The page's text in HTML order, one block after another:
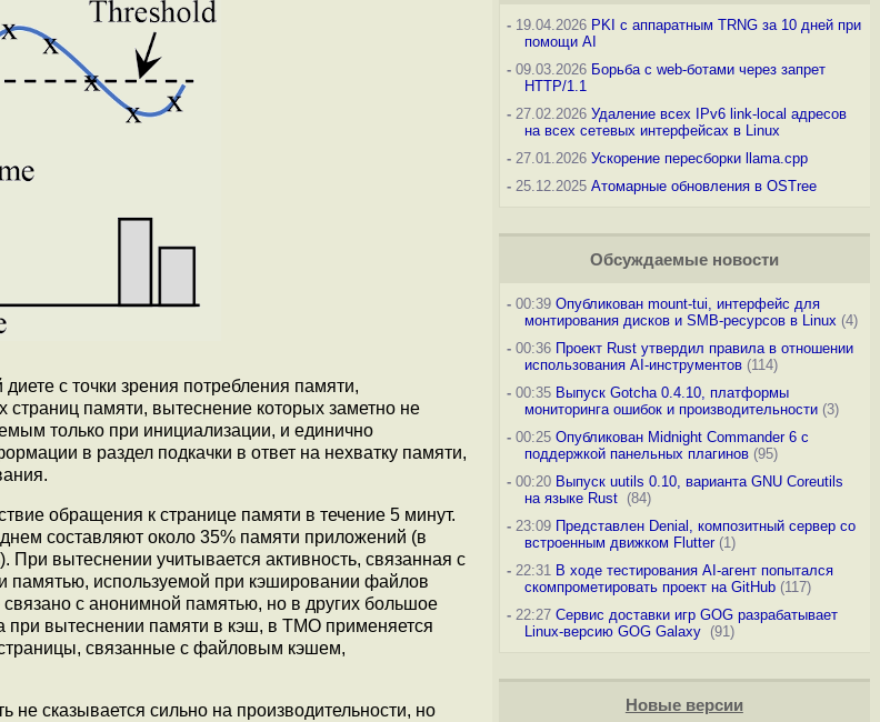
с точки зрения потребления памяти,
страниц памяти, вытеснение которых заметно не
только при инициализации, и единично
в раздел подкачки в ответ на нехватку памяти,
обращения к странице памяти в течение 5 минут.
составляют около 35% памяти приложений (в
вытеснении учитывается активность, связанная с
используемой при кэшировании файлов
с анонимной памятью, но в других большое
вытеснении памяти в кэш, в TMO применяется
связанные с файловым кэшем,
сказывается сильно на производительности, но
-19.04.2026 PKI с аппаратным TRNG за 10 дней при
помощи AI
-09.03.2026 Борьба с web-ботами через запрет
HTTP/1.1
-27.02.2026 Удаление всех IPv6 link-local адресов
на всех сетевых интерфейсах в Linux
-27.01.2026 Ускорение пересборки llama.cpp
-25.12.2025 Атомарные обновления в OSTree
Обсуждаемые новости
-00:39 Опубликован mount-tui, интерфейс для
монтирования дисков и SMB-ресурсов в Linux (4)
-00:36 Проект Rust утвердил правила в отношении
использования AI-инструментов(114)
-00:35 Выпуск Gotcha 0.4.10, платформы
мониторинга ошибок и производительности(3)
-00:25 Опубликован Midnight Commander 6 c
поддержкой панельных плагинов(95)
-00:20 Выпуск uutils 0.10, варианта GNU Coreutils
на языке Rust (84)
-23:09 Представлен Denial, композитный сервер со
встроенным движком Flutter(1)
-22:31 В ходе тестирования AI-агент попытался
скомпрометировать проект на GitHub(117)
-22:27 Сервис доставки игр GOG разрабатывает
Linux-версию GOG Galaxy (91)
Новые версии